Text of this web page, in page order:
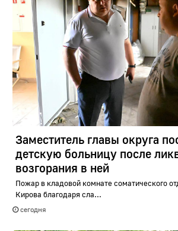
Заместитель главы округа
детскую больницу после
возгорания в ней
Пожар в кладовой комнате соматического
Кирова благодаря сла...
сегодня